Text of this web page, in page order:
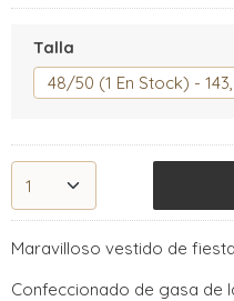
Talla
Maravilloso vestido de
Confeccionado de gasa de